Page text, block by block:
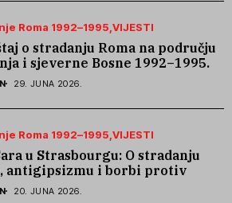
Roma 1992–1995 VIJESTI
o stradanju Roma na području
i sjeverne Bosne 1992–1995.
29. JUNA 2026.
Roma 1992–1995 VIJESTI
u Strasbourgu: O stradanju
antigipsizmu i borbi protiv
mržnje
20. JUNA 2026.